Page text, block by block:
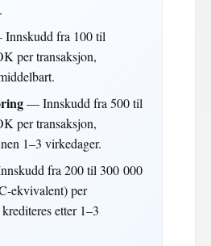
fra 100 til
per transaksjon,
— Innskudd fra 500 til
per transaksjon,
1–3 virkedager.
fra 200 til 300 000
ekvivalent) per
etter 1–3